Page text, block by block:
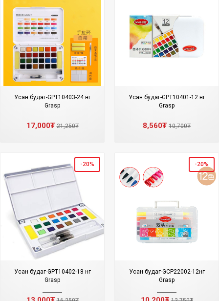
Усан будаг-GPT10403-24 өнгө
Grasp
17,000₮21,250₮
Усан будаг-GPT10401-12 өнгө
Grasp
8,560₮ 10,700₮
-20%
Усан будаг-GPT10402-18 өнгө
Grasp
-20%
Усан будаг-GCP22002-12өнгө
Grasp